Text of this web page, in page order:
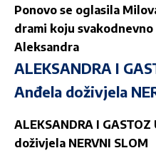
Ponovo se oglasila
drami koju
Aleksandra
ALEKSANDRA I
Anđela doživjela
ALEKSANDRA I GASTOZ
doživjela NERVNI SLOM